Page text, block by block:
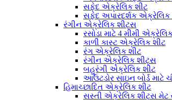
સફેદ એક્રેલિક શીટ
સફેદ અપારદર્શક એક્રેલિક
રંગીન એક્રેલિક શીટ્સ
રસોડા માટે 4 મીમી
કાળી કાસ્ટ એક્રેલિક શીટ
રંગ એક્રેલિક શીટ
રંગીન એક્રેલિક શીટ્સ
બહુરંગી એક્રેલિક શીટ
આઉટડોર સાઇન બોર્ડ માટે
હિમાચ્છાદિત એક્રેલિક શીટ
સસ્તી એક્રેલિક શીટ્સ મેટ